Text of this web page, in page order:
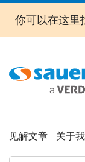
Skip
main
你可以在这里
Top
见解文章 关于